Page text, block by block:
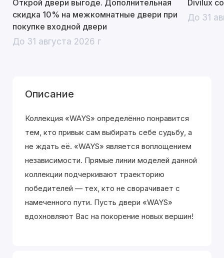
Открой двери выгоде. Дополнительная
скидка 10% на межкомнатные двери при
покупке входной двери
До 31 августа 2026 г
Divilux
До 31
Описание
Коллекция «WAYS» определённо понравится
тем, кто привык сам выбирать себе судьбу, а
не ждать её. «WAYS» является воплощением
независимости. Прямые линии моделей данной
коллекции подчеркивают траекторию
победителей — тех, кто не сворачивает с
намеченного пути. Пусть двери «WAYS»
вдохновляют Вас на покорение новых вершин!